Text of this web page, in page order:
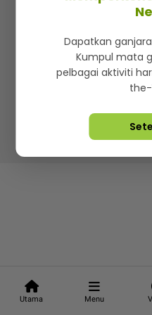
Utama Menu
Iklan
Terma & Syarat
Hakcipta Terpelihara ©
Dapatkan
Kumpul mata
pelbagai aktiviti